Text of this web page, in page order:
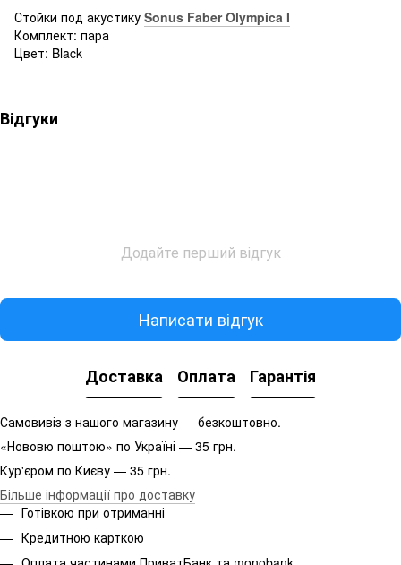
Стойки под акустику Sonus Faber Olympica I
Комплект: пара
Цвет: Black
Відгуки
Додайте перший відгук
Написати відгук
Доставка Оплата Гарантія
Самовивіз з нашого магазину — безкоштовно.
«Нововю поштою» по Україні — 35 грн.
Кур'єром по Києву — 35 грн.
Більше інформації про доставку
Готівкою при отриманні
Кредитною карткою